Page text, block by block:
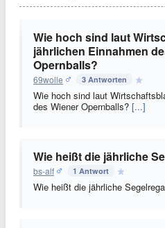
Wie hoch sind laut
jährlichen Einnahmen
Opernballs?
69wolle 3 Antworten
Wie hoch sind laut
des Wiener Opernballs? [...]
Wie heißt die jährliche
bs-alf 1 Antwort
Wie heißt die jährliche